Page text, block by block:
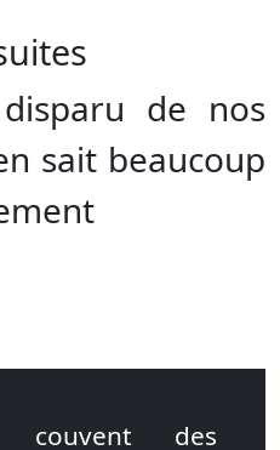
de nos
sait beaucoup
couvent des